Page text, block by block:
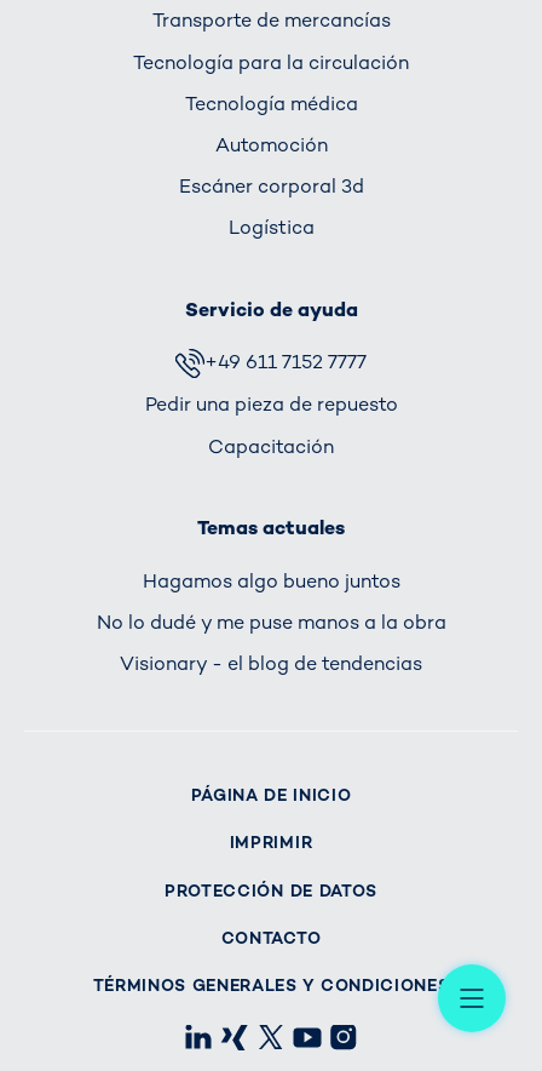
Transporte de mercancías
Tecnología para la circulación
Tecnología médica
Automoción
Escáner corporal 3d
Logística
Servicio de ayuda
+49 611 7152 7777
Pedir una pieza de repuesto
Capacitación
Temas actuales
Hagamos algo bueno juntos
No lo dudé y me puse manos a la obra
Visionary - el blog de tendencias
PÁGINA DE INICIO
IMPRIMIR
PROTECCIÓN DE DATOS
CONTACTO
TÉRMINOS GENERALES Y CONDICIONES
LinkedIn
Xing X Instagram